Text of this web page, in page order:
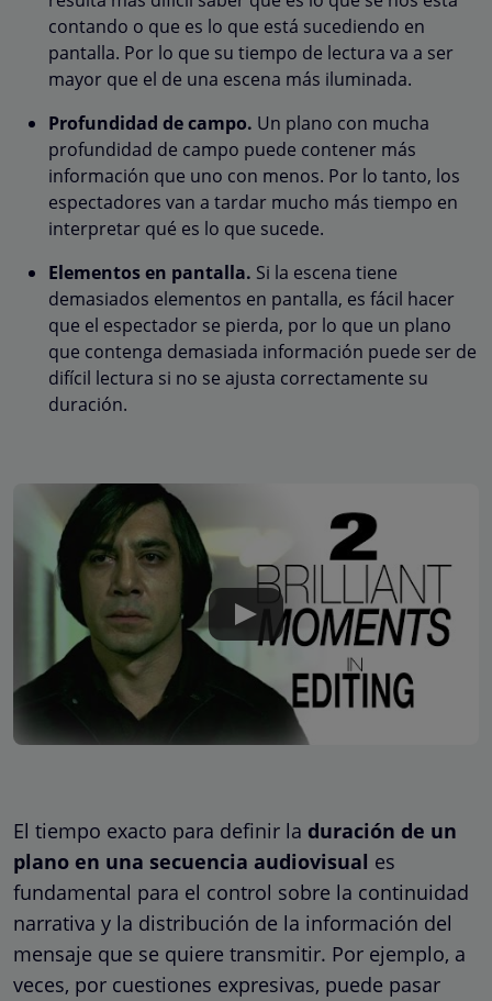
contando o que es lo que está sucediendo en
pantalla. Por lo que su tiempo de lectura va a ser
mayor que el de una escena más iluminada.
Profundidad de campo. Un plano con mucha
profundidad de campo puede contener más
información que uno con menos. Por lo tanto, los
espectadores van a tardar mucho más tiempo en
interpretar qué es lo que sucede.
Elementos en pantalla. Si la escena tiene
demasiados elementos en pantalla, es fácil hacer
que el espectador se pierda, por lo que un plano
que contenga demasiada información puede ser de
difícil lectura si no se ajusta correctamente su
duración.
El tiempo exacto para definir la duración de un
plano en una secuencia audiovisual es
fundamental para el control sobre la continuidad
narrativa y la distribución de la información del
mensaje que se quiere transmitir. Por ejemplo, a
veces, por cuestiones expresivas, puede pasar